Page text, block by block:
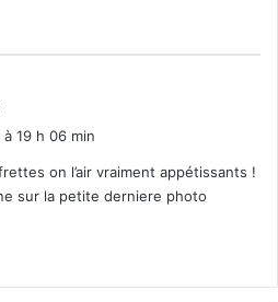
:
à 19 h 06 min
on l’air vraiment appétissants !
sur la petite derniere photo